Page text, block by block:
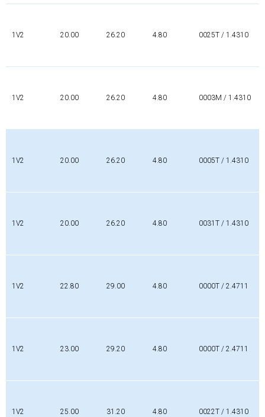
1V2 20.00 26.20 4.80 0025T / 1.4310
1V2 20.00 26.20 4.80 0003M / 1.4310
1V2 20.00 26.20 4.80 0005T / 1.4310
1V2 20.00 26.20 4.80 0031T / 1.4310
1V2 22.80 29.00 4.80 0000T / 2.4711
1V2 23.00 29.20 4.80 0000T / 2.4711
1V2 25.00 31.20 4.80 0022T / 1.4310